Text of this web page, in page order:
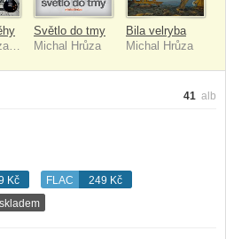
Michal Hrůza, Kapela Hrůzy
Světlo do tmy
Michal Hrůza
Bila velryba
Michal Hrůza
41 alb
Kč FLAC
249 Kč